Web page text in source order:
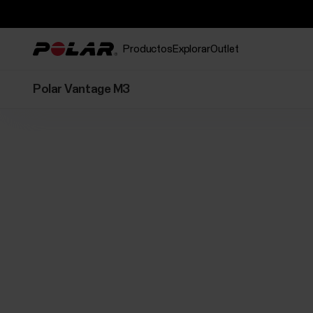
Productos ExplorarOutlet
Polar Vantage M3